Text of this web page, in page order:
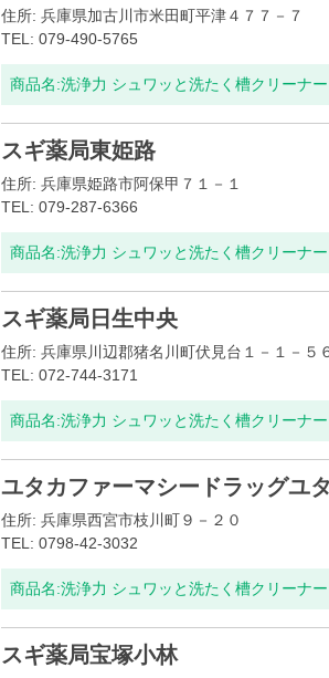
住所: 兵庫県加古川市米田町平津４７７－７
TEL: 079-490-5765
商品名:洗浄力 シュワッと洗たく槽クリーナ
スギ薬局東姫路
住所: 兵庫県姫路市阿保甲７１－１
TEL: 079-287-6366
商品名:洗浄力 シュワッと洗たく槽クリーナ
スギ薬局日生中央
住所: 兵庫県川辺郡猪名川町伏見台１－１－５
TEL: 072-744-3171
商品名:洗浄力 シュワッと洗たく槽クリーナ
ユタカファーマシードラッグユ
住所: 兵庫県西宮市枝川町９－２０
TEL: 0798-42-3032
商品名:洗浄力 シュワッと洗たく槽クリーナ
スギ薬局宝塚小林